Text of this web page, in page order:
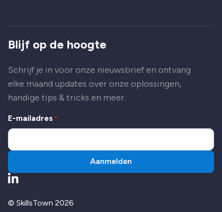
Blijf op de hoogte
Schrijf je in voor onze nieuwsbrief en ontvang
elke maand updates over onze oplossingen,
handige tips & tricks en meer.
E-mailadres *
Aanmelden
Ga naar LinkedIn
© SkillsTown 2026